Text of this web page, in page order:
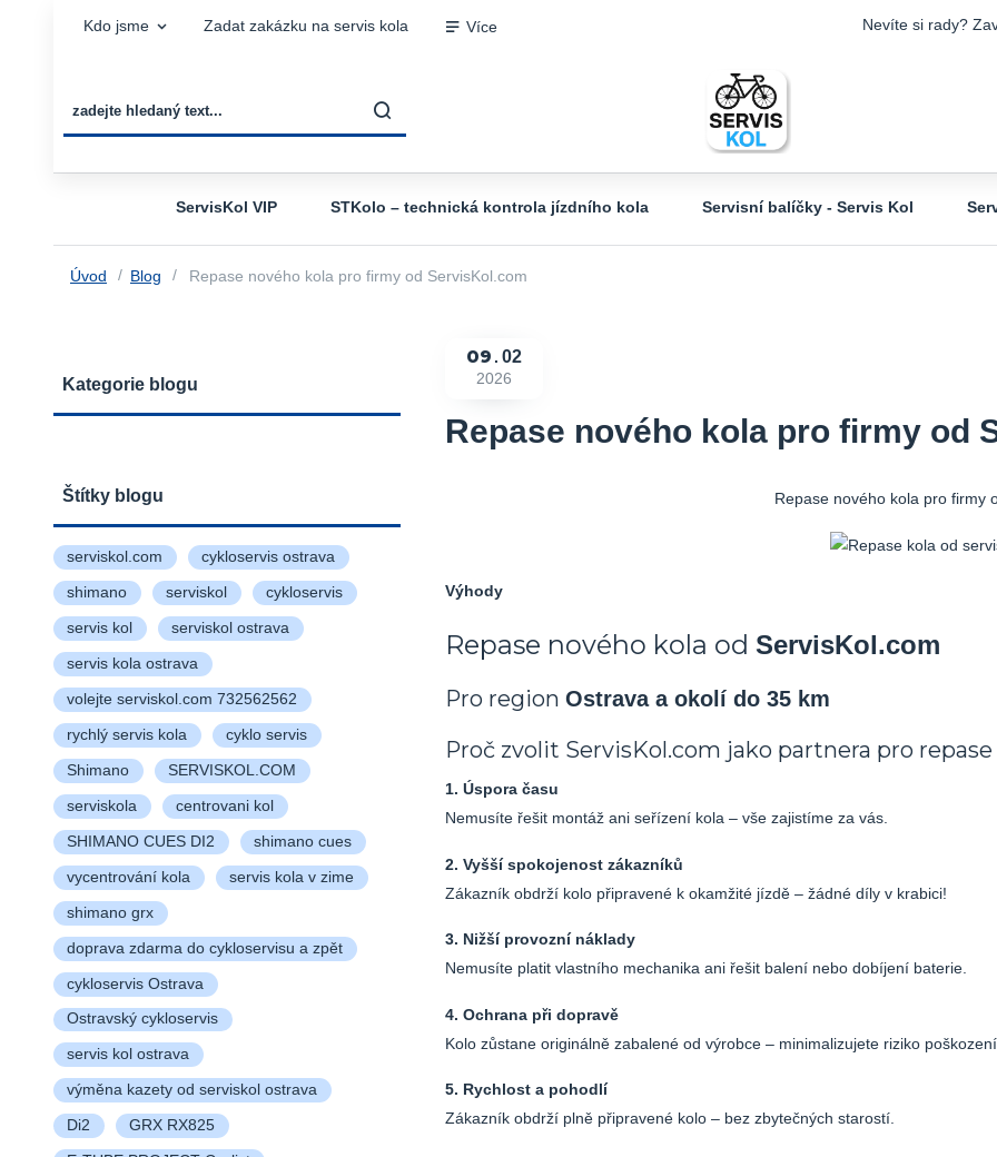
Kdo jsme Zadat zakázku na servis kola Více Nevíte si rady?
ServisKol VIP STKolo – technická kontrola jízdního kola Servisní balíčky - Servis Kol
Úvod Blog Repase nového kola pro firmy od ServisKol.com
Kategorie blogu
Štítky blogu
serviskol.com cykloservis ostrava
shimano serviskol cykloservis
servis kol serviskol ostrava
servis kola ostrava
volejte serviskol.com 732562562
rychlý servis kola cyklo servis
Shimano SERVISKOL.COM
serviskola centrovani kol
SHIMANO CUES DI2 shimano cues
vycentrování kola servis kola v zime
shimano grx
doprava zdarma do cykloservisu a zpět
cykloservis Ostrava
Ostravský cykloservis
servis kol ostrava
výměna kazety od serviskol ostrava
Di2 GRX RX825
09 02
2026
Repase nového kola pro firmy od
Repase nového kola pro firmy
Výhody
Repase nového kola od ServisKol.com
Pro region Ostrava a okolí do 35 km
Proč zvolit ServisKol.com jako partnera pro repase
1. Úspora času
Nemusíte řešit montáž ani seřízení kola – vše zajistíme za vás.
2. Vyšší spokojenost zákazníků
Zákazník obdrží kolo připravené k okamžité jízdě – žádné díly v krabici!
3. Nižší provozní náklady
Nemusíte platit vlastního mechanika ani řešit balení nebo dobíjení baterie.
4. Ochrana při dopravě
Kolo zůstane originálně zabalené od výrobce – minimalizujete riziko poškození.
5. Rychlost a pohodlí
Zákazník obdrží plně připravené kolo – bez zbytečných starostí.